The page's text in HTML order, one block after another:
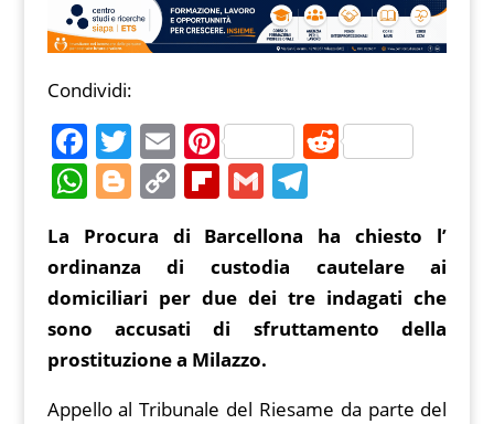
Condividi:
F
a
c
e
b
o
o
T
w
itt
er
E
m
ai
l
Pi
nt
er
e
st
R
di
t
W
at
s
A
p
p
Bl
g
g
er
C
o
p
y
Li
n
Fl
b
o
ar
d
G
m
ai
l
T
el
e
gr
a
La Procura di Barcellona ha chiesto l’
ordinanza di custodia cautelare ai
domiciliari per due dei tre indagati che
sono accusati di sfruttamento della
prostituzione a Milazzo.
Appello al Tribunale del Riesame da parte del